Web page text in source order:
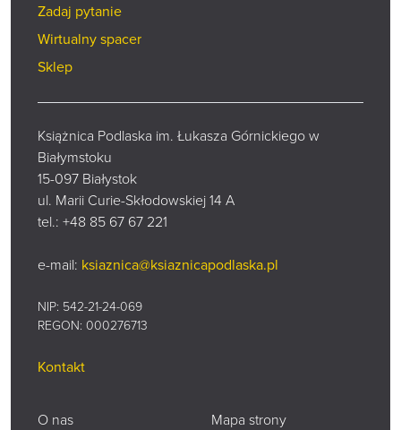
Zadaj pytanie
Wirtualny spacer
Sklep
Książnica Podlaska im. Łukasza Górnickiego w
Białymstoku
15-097 Białystok
ul. Marii Curie-Skłodowskiej 14 A
tel.: +48 85 67 67 221
e-mail: ksiaznica@ksiaznicapodlaska.pl
NIP: 542-21-24-069
REGON: 000276713
Kontakt
O nas
Mapa strony